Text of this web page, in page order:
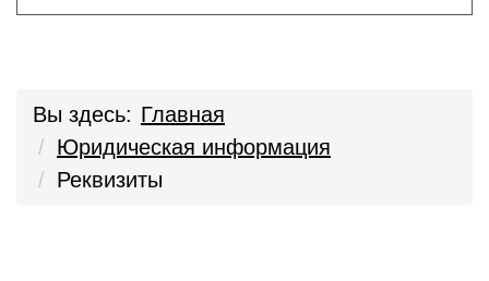
Вы здесь: Главная
Юридическая информация
Реквизиты